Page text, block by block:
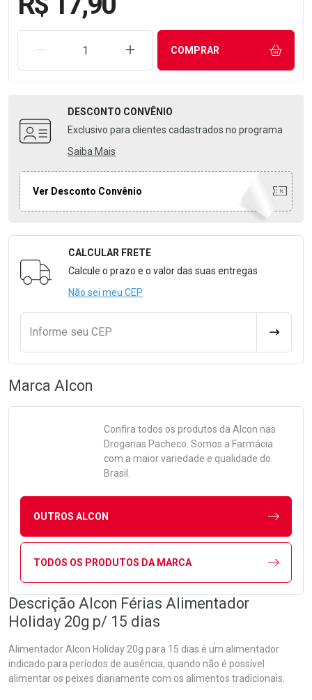
REMOVER UMA UNIDADEAUMENTAR UMA UNIDADE
COMPRAR
DESCONTO CONVÊNIO
Exclusivo para clientes cadastrados no programa
Saiba Mais
Ver Desconto Convênio
Formulário para Calcular o Frete
CALCULAR FRETE
Calcule o prazo e o valor das suas entregas
Não sei meu CEP
Informe seu CEP
Marca Alcon
Confira todos os produtos da Alcon nas
Drogarias Pacheco. Somos a Farmácia
com a maior variedade e qualidade do
Brasil.
OUTROS ALCON
TODOS OS PRODUTOS DA MARCA
Descrição Alcon Férias Alimentador
Holiday 20g p/ 15 dias
Alimentador Alcon Holiday 20g para 15 dias é um alimentador
indicado para períodos de ausência, quando não é possível
alimentar os peixes diariamente com os alimentos tradicionais.